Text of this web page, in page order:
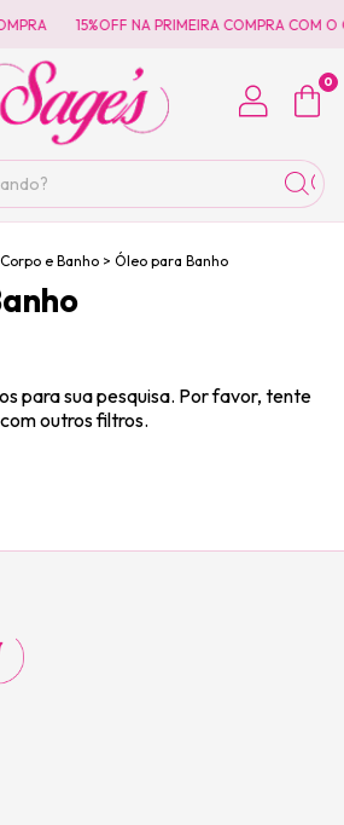
15%OFF NA PRIMEIRA COMPRA COM O
0
Corpo e Banho > Óleo para Banho
para sua pesquisa. Por favor, tente
com outros filtros.